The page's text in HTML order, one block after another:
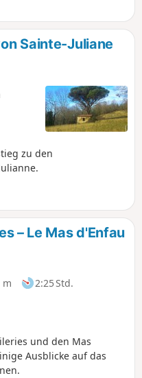
und
auf
diese
Sainte-Juliane
zu den
– Le Mas d'Enfau
m
2:25 Std.
und den Mas
Ausblicke auf das